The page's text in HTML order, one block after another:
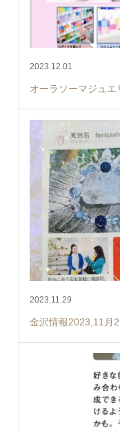
2023.12.01
オーラソーマジュエ
2023.11.29
金沢情報2023,11月